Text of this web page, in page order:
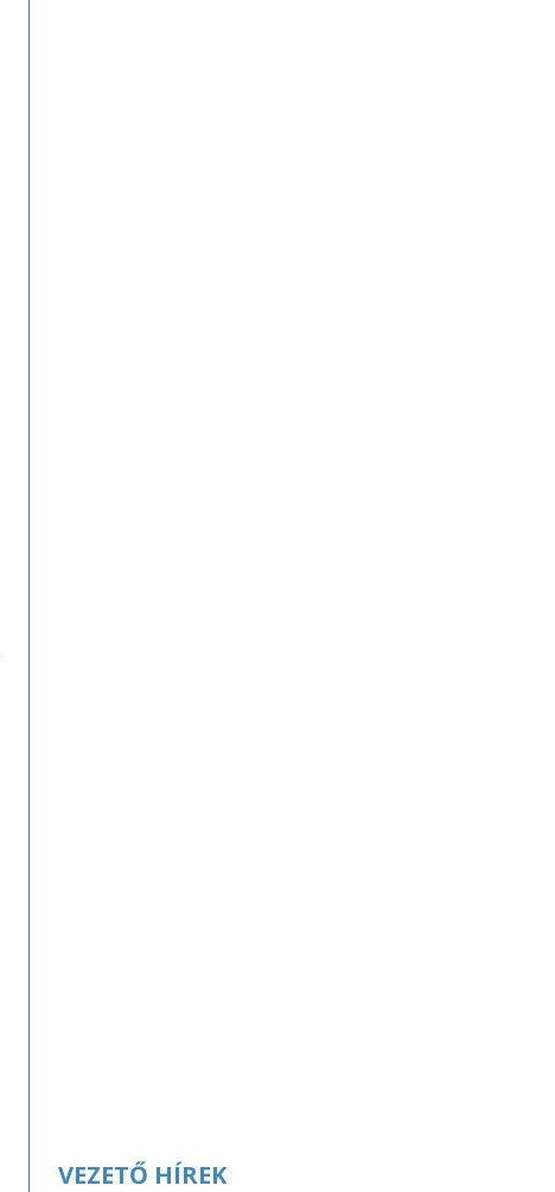
VEZETŐ HÍREK